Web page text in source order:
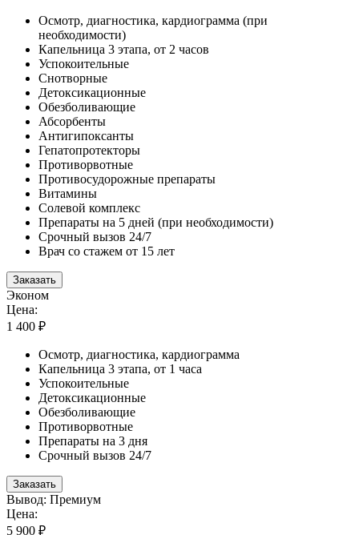
Осмотр, диагностика, кардиограмма (при
необходимости)
Капельница 3 этапа, от 2 часов
Успокоительные
Снотворные
Детоксикационные
Обезболивающие
Абсорбенты
Антигипоксанты
Гепатопротекторы
Противорвотные
Противосудорожные препараты
Витамины
Солевой комплекс
Препараты на 5 дней (при необходимости)
Срочный вызов 24/7
Врач со стажем от 15 лет
Заказать
Эконом
Цена:
1 400 ₽
Осмотр, диагностика, кардиограмма
Капельница 3 этапа, от 1 часа
Успокоительные
Детоксикационные
Обезболивающие
Противорвотные
Препараты на 3 дня
Срочный вызов 24/7
Заказать
Вывод: Премиум
Цена:
5 900 ₽